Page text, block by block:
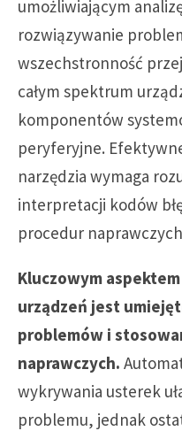
umożliwiającym
rozwiązywanie
wszechstronność
całym spektrum
komponentów
peryferyjne.
narzędzia wymaga
interpretacji kodów
procedur
Kluczowym
urządzeń jest
problemów i
naprawczych.
wykrywania usterek
problemu, jednak